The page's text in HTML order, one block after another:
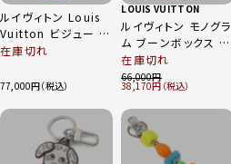
ルイヴィトン Louis
Vuitton ビジュー サ
ックヴィヴィエンヌ
ッグチャーム
在庫切れ
77,000
LOUIS VUITTON
ルイヴィトン モノグラ
ム ブーンボックス ハ
イカット スニーカー
ホワイト×ブラウン
39
在庫切れ
66,000
38,170